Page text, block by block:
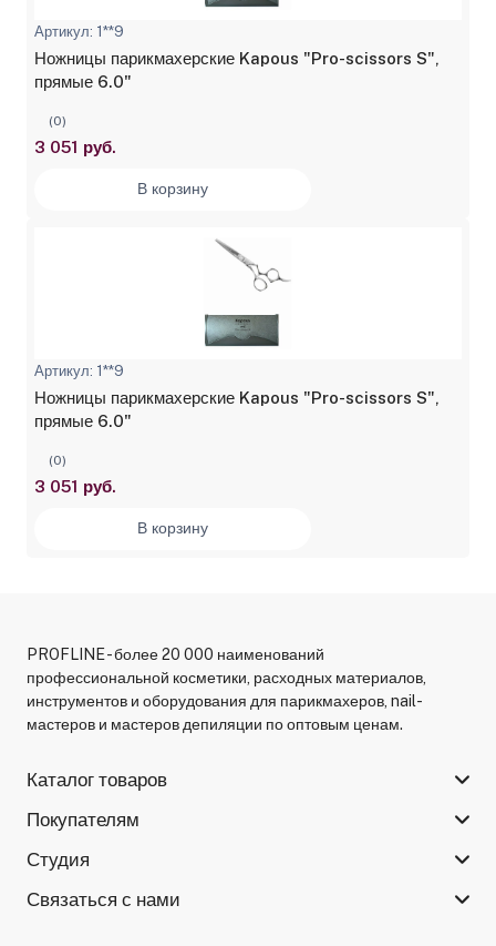
Артикул: 1**9
Ножницы парикмахерские Kapous "Pro-scissors S",
прямые 6.0"
(0)
3 051 руб.
В корзину
Артикул: 1**9
Ножницы парикмахерские Kapous "Pro-scissors S",
прямые 6.0"
(0)
3 051 руб.
В корзину
PROFLINE - более 20 000 наименований
профессиональной косметики, расходных материалов,
инструментов и оборудования для парикмахеров, nail-
мастеров и мастеров депиляции по оптовым ценам.
Каталог товаров
Покупателям
Студия
Связаться с нами